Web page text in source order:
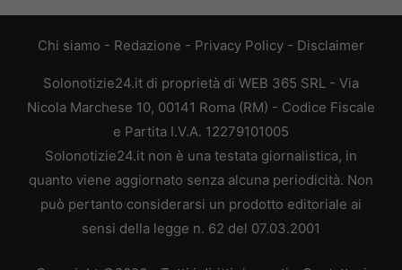
Chi siamo - Redazione - Privacy Policy - Disclaimer
Solonotizie24.it di proprietà di WEB 365 SRL - Via
Nicola Marchese 10, 00141 Roma (RM) - Codice Fiscale
e Partita I.V.A. 12279101005
Solonotizie24.it non è una testata giornalistica, in
quanto viene aggiornato senza alcuna periodicità. Non
può pertanto considerarsi un prodotto editoriale ai
sensi della legge n. 62 del 07.03.2001